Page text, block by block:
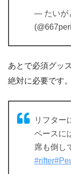
— たいが
あとで必須グッ
絶対に必要です。
リフター
ペースに
席も倒し
#rifter